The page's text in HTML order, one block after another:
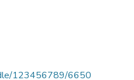
123456789/6650